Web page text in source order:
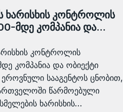
ხარისხის კონტროლის
მდე კომპანია და…
კონტროლის
კომპანია და ობიექტი
ეროვნული სააგენტოს ცნობით,
წარმოებული
ხარისხის…